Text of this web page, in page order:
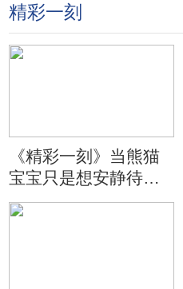
精彩一刻
《精彩一刻》当熊猫
宝宝只是想安静待会
儿